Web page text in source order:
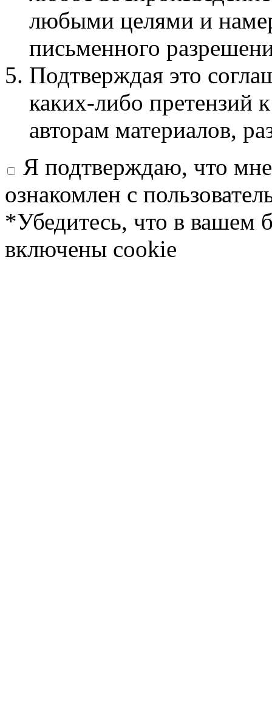
любыми целями и
письменного
Подтверждая это
каких-либо претензий
авторам материалов,
Я подтверждаю, что
ознакомлен с
*Убедитесь, что в вашем
включены cookie